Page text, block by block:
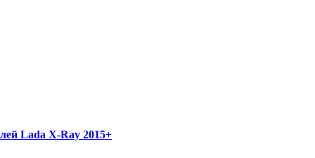
Lada X-Ray 2015+